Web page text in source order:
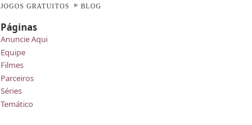
JOGOS GRATUITOS BLOG
Páginas
Anuncie Aqui
Equipe
Filmes
Parceiros
Séries
Temático